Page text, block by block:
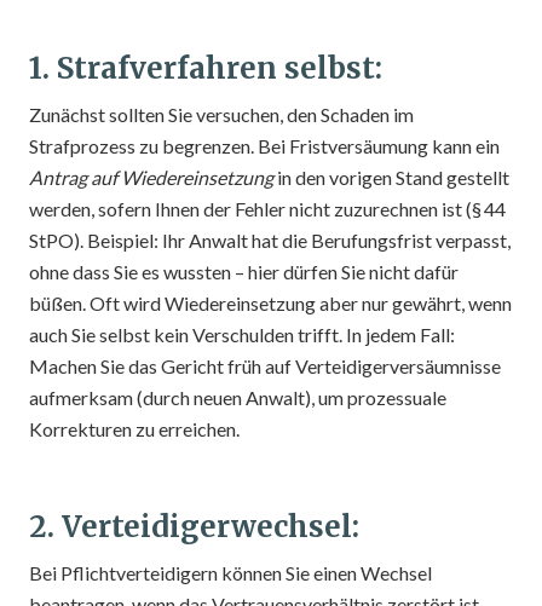
1. Strafverfahren selbst:
Zunächst sollten Sie versuchen, den Schaden im
Strafprozess zu begrenzen. Bei Fristversäumung kann ein
Antrag auf Wiedereinsetzungin den vorigen Stand gestellt
werden, sofern Ihnen der Fehler nicht zuzurechnen ist (§ 44
StPO). Beispiel: Ihr Anwalt hat die Berufungsfrist verpasst,
ohne dass Sie es wussten – hier dürfen Sie nicht dafür
büßen. Oft wird Wiedereinsetzung aber nur gewährt, wenn
auch Sie selbst kein Verschulden trifft. In jedem Fall:
Machen Sie das Gericht früh auf Verteidigerversäumnisse
aufmerksam (durch neuen Anwalt), um prozessuale
Korrekturen zu erreichen.
2. Verteidigerwechsel:
Bei Pflichtverteidigern können Sie einen Wechsel